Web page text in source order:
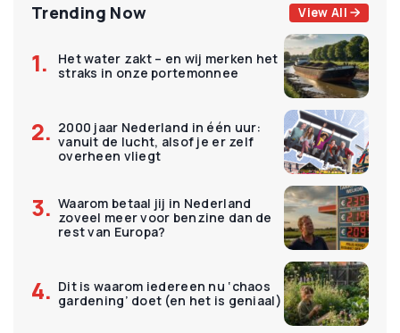
Trending Now View All
Het water zakt – en wij merken het
straks in onze portemonnee
2000 jaar Nederland in één uur:
vanuit de lucht, alsof je er zelf
overheen vliegt
Waarom betaal jij in Nederland
zoveel meer voor benzine dan de
rest van Europa?
Dit is waarom iedereen nu ‘chaos
gardening’ doet (en het is geniaal)